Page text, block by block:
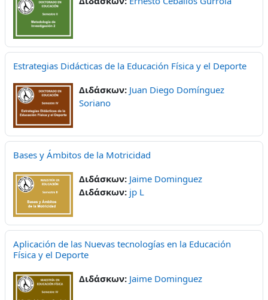
Estrategias Didácticas de la Educación Física y el Deporte
Διδάσκων: Juan Diego Domínguez
Soriano
Bases y Ámbitos de la Motricidad
Διδάσκων: Jaime Dominguez
Διδάσκων: jp L
Aplicación de las Nuevas tecnologías en la Educación
Física y el Deporte
Διδάσκων: Jaime Dominguez